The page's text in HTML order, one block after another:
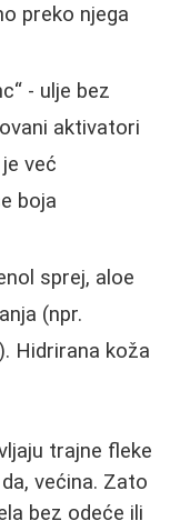
preko njega
- ulje bez
aktivatori
već
boja
sprej, aloe
(npr.
Hidrirana koža
trajne fleke
većina. Zato
bez odeće ili